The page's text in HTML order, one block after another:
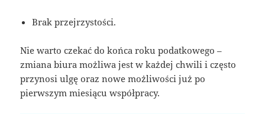
Brak przejrzystości.
Nie warto czekać do końca roku podatkowego –
zmiana biura możliwa jest w każdej chwili i często
przynosi ulgę oraz nowe możliwości już po
pierwszym miesiącu współpracy.